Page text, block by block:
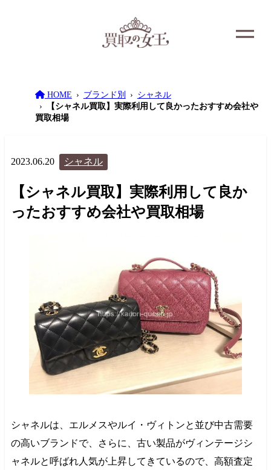
HOME ブランド別
シャネル
【シャネル買取】実際利用して良かったおすすめ会社や
買取相場
2023.06.20 シャネル
【シャネル買取】実際利用して良か
ったおすすめ会社や買取相場
シャネルは、エルメスやルイ・ヴィトンと並び中古需要
の高いブランドで、さらに、古い製品がヴィンテージシ
ャネルと呼ばれ人気が上昇してきているので、高額査定